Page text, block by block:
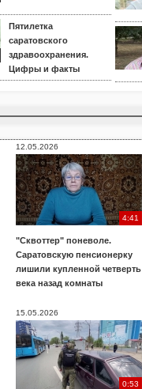
Пятилетка
саратовского
здравоохранения.
Цифры и факты
12.05.2026
4:41
"Сквоттер" поневоле.
Саратовскую пенсионерку
лишили купленной четверть
века назад комнаты
15.05.2026
0:53